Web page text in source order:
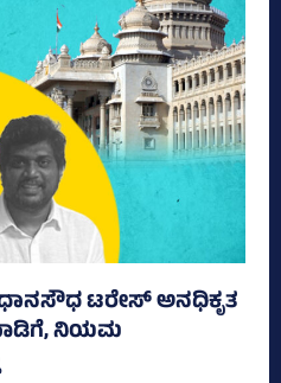
ಟರೇಸ್‌ ಅನಧಿಕೃತ
ನಿಯಮ